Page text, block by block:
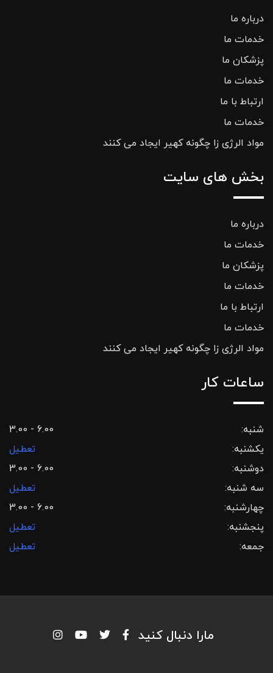
درباره ما
خدمات ما
پزشکان ما
خدمات ما
ارتباط با ما
خدمات ما
مواد الرژی زا چگونه کهیر ایجاد می کنند
بخش های سایت
درباره ما
خدمات ما
پزشکان ما
خدمات ما
ارتباط با ما
خدمات ما
مواد الرژی زا چگونه کهیر ایجاد می کنند
ساعات کار
شنبه:
3.00 - 6.00
یکشنبه:
تعطیل
دوشنبه:
3.00 - 6.00
سه شنبه:
تعطیل
چهارشنبه:
3.00 - 6.00
پنجشنبه:
تعطیل
جمعه:
تعطیل
مارا دنبال کنید